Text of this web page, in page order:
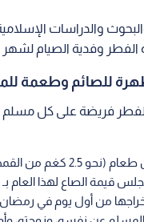
الفطر وفدية الصيام
للصائم وطعمة
فريضة على كل مسلم
القوت الغالب في المملكة).
بـ (180 قرشا) عن كل شخص، مع جواز الزيادة لمن أراد
من أول يوم في